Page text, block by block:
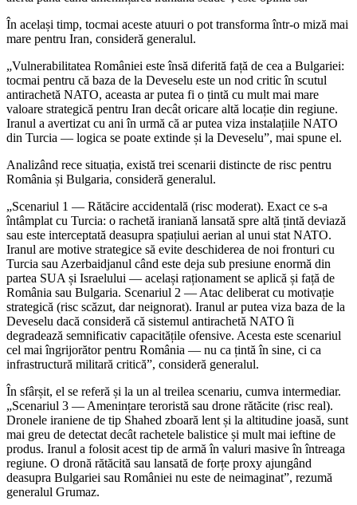
În același timp, tocmai aceste atuuri o pot transforma într-o miză mai
mare pentru Iran, consideră generalul.
„Vulnerabilitatea României este însă diferită față de cea a Bulgariei:
tocmai pentru că baza de la Deveselu este un nod critic în scutul
antirachetă NATO, aceasta ar putea fi o țintă cu mult mai mare
valoare strategică pentru Iran decât oricare altă locație din regiune.
Iranul a avertizat cu ani în urmă că ar putea viza instalațiile NATO
din Turcia — logica se poate extinde și la Deveselu”, mai spune el.
Analizând rece situația, există trei scenarii distincte de risc pentru
România și Bulgaria, consideră generalul.
„Scenariul 1 — Rătăcire accidentală (risc moderat). Exact ce s-a
întâmplat cu Turcia: o rachetă iraniană lansată spre altă țintă deviază
sau este intercep­tată deasupra spațiului aerian al unui stat NATO.
Iranul are motive strategice să evite deschiderea de noi fronturi cu
Turcia sau Azerbaidjanul când este deja sub presiune enormă din
partea SUA și Israelului — același raționament se aplică și față de
România sau Bulgaria. Scenariul 2 — Atac deliberat cu motivație
strategică (risc scăzut, dar neignorat). Iranul ar putea viza baza de la
Deveselu dacă consideră că sistemul antirachetă NATO îi
degradează semnificativ capacitățile ofensive. Acesta este scenariul
cel mai îngrijorător pentru România — nu ca țintă în sine, ci ca
infrastructură militară critică”, consideră generalul.
În sfârșit, el se referă și la un al treilea scenariu, cumva intermediar.
„Scenariul 3 — Amenințare teroristă sau drone rătăcite (risc real).
Dronele iraniene de tip Shahed zboară lent și la altitudine joasă, sunt
mai greu de detectat decât rachetele balistice și mult mai ieftine de
produs. Iranul a folosit acest tip de armă în valuri masive în întreaga
regiune. O dronă rătăcită sau lansată de forțe proxy ajungând
deasupra Bulgariei sau României nu este de neimaginat”, rezumă
generalul Grumaz.